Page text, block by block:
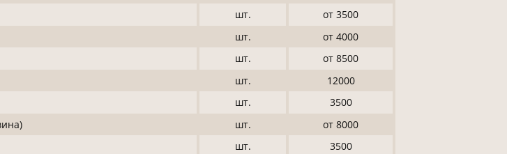
шт.
от 3500
шт.
от 4000
шт.
от 8500
шт.
12000
шт.
3500
шт.
от 8000
шт.
3500